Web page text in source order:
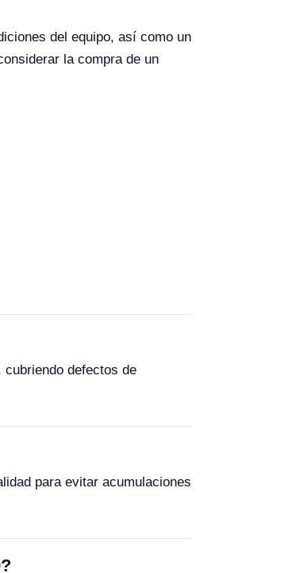
del equipo, así como un
la compra de un
cubriendo defectos de
para evitar acumulaciones